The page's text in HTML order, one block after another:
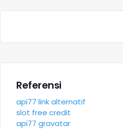
Referensi
api77 link alternatif
slot free credit
api77 gravatar